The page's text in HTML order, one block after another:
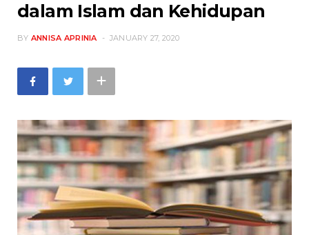
dalam Islam dan Kehidupan
BY ANNISA APRINIA JANUARY 27, 2020